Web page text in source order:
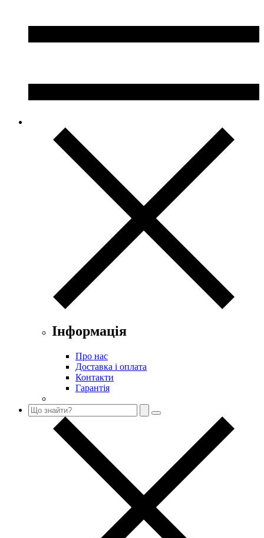
Інформація
Про нас
Доставка і оплата
Контакти
Гарантія